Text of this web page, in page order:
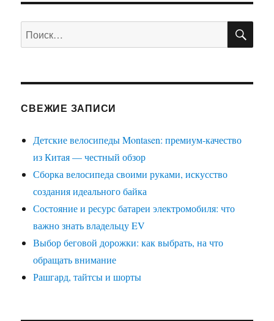
СТРА
НИЦ
Искать:
СВЕЖИЕ ЗАПИСИ
Детские велосипеды Montasen: премиум-качество
из Китая — честный обзор
Сборка велосипеда своими руками, искусство
создания идеального байка
Состояние и ресурс батареи электромобиля: что
важно знать владельцу EV
Выбор беговой дорожки: как выбрать, на что
обращать внимание
Рашгард, тайтсы и шорты